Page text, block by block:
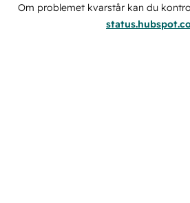
Om problemet kvarstår kan du